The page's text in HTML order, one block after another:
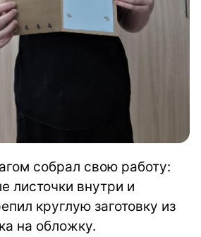
собрал свою работу:
листочки внутри и
круглую заготовку из
на обложку.